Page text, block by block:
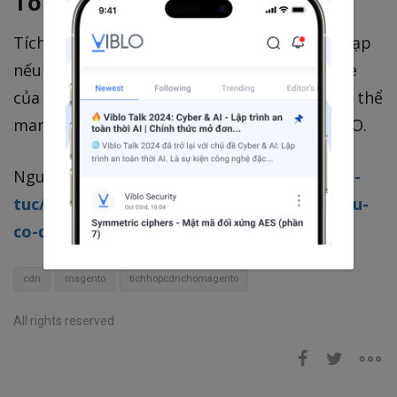
Tích hợp CDN cho Magento không hề phức tạp
nếu bạn hiểu cấu trúc URL và quy trình cache
của hệ thống. Một vài phút cấu hình đúng có thể
mang lại khác biệt lớn về hiệu suất, UX và SEO.
Nguồn tham khảo:
https://bizflycloud.vn/tin-
tuc/tich-hop-cdn-cho-magento-the-nao-lieu-
co-de-dang-20210823173631266.htm
cdn magento tichhopcdnchomagento
All rights reserved